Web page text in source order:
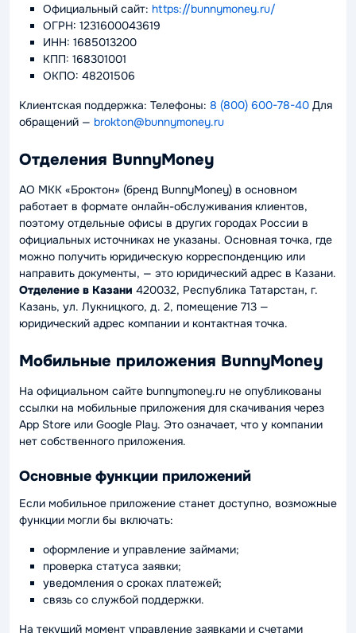
Официальный сайт: https://bunnymoney.ru/
ОГРН: 1231600043619
ИНН: 1685013200
КПП: 168301001
ОКПО: 48201506
Клиентская поддержка: Телефоны: 8 (800) 600-78-40 Для
обращений — brokton@bunnymoney.ru
Отделения BunnyMoney
АО МКК «Броктон» (бренд BunnyMoney) в основном
работает в формате онлайн-обслуживания клиентов,
поэтому отдельные офисы в других городах России в
официальных источниках не указаны. Основная точка, где
можно получить юридическую корреспонденцию или
направить документы, — это юридический адрес в Казани.
Отделение в Казани 420032, Республика Татарстан, г.
Казань, ул. Лукницкого, д. 2, помещение 713 —
юридический адрес компании и контактная точка.
Мобильные приложения BunnyMoney
На официальном сайте bunnymoney.ru не опубликованы
ссылки на мобильные приложения для скачивания через
App Store или Google Play. Это означает, что у компании
нет собственного приложения.
Основные функции приложений
Если мобильное приложение станет доступно, возможные
функции могли бы включать:
оформление и управление займами;
проверка статуса заявки;
уведомления о сроках платежей;
связь со службой поддержки.
На текущий момент управление заявками и счетами